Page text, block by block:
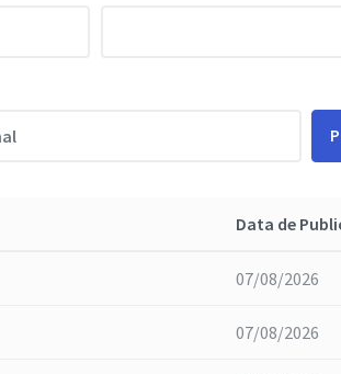
Data de
07/08/2026
07/08/2026